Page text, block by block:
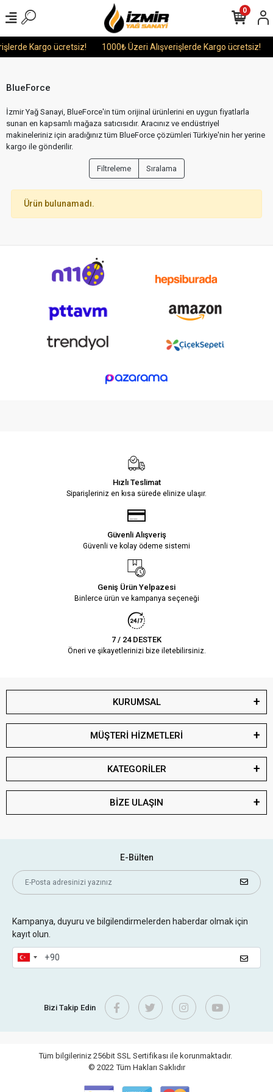
Kargo ücretsiz! 1000₺ Üzeri Alışverişlerde Kargo ücretsiz!
0
BlueForce
İzmir Yağ Sanayi, BlueForce'in tüm orijinal ürünlerini en uygun fiyatlarla
sunan en kapsamlı mağaza satıcısıdır. Aracınız ve endüstriyel
makineleriniz için aradığınız tüm BlueForce çözümleri Türkiye'nin her yerine
kargo ile gönderilir.
Filtreleme Sıralama
Ürün bulunamadı.
Hızlı Teslimat
Siparişleriniz en kısa sürede elinize ulaşır.
Güvenli Alışveriş
Güvenli ve kolay ödeme sistemi
Geniş Ürün Yelpazesi
Binlerce ürün ve kampanya seçeneği
7 / 24 DESTEK
Öneri ve şikayetlerinizi bize iletebilirsiniz.
KURUMSAL
MÜŞTERİ HİZMETLERİ
KATEGORİLER
BİZE ULAŞIN
E-Bülten
Kampanya, duyuru ve bilgilendirmelerden haberdar olmak için
kayıt olun.
Bizi Takip Edin
Tüm bilgileriniz 256bit SSL Sertifikası ile korunmaktadır.
© 2022 Tüm Hakları Saklıdır